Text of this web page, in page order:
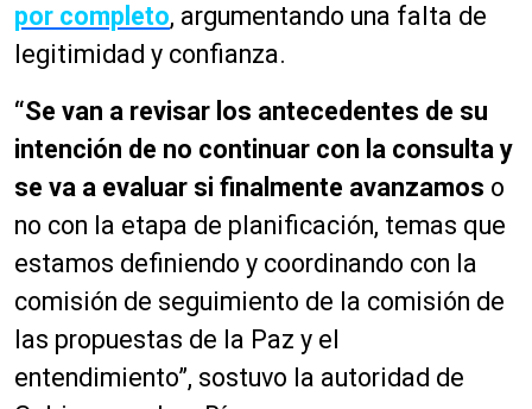
por completo, argumentando una falta de
legitimidad y confianza.
“Se van a revisar los antecedentes de su
intención de no continuar con la consulta y
se va a evaluar si finalmente avanzamos o
no con la etapa de planificación, temas que
estamos definiendo y coordinando con la
comisión de seguimiento de la comisión de
las propuestas de la Paz y el
entendimiento”, sostuvo la autoridad de